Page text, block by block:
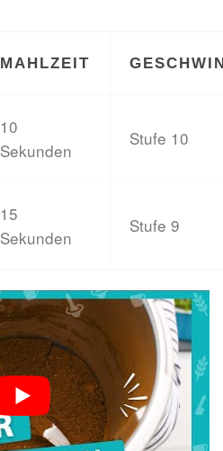
MAHLZEIT
10
Sekunden
Stufe 10
15
Sekunden
Stufe 9